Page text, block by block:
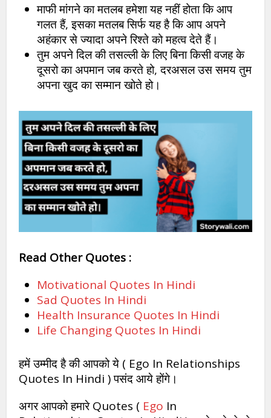
माफी मांगने का मतलब हमेशा यह नहीं होता कि आप
गलत हैं, इसका मतलब सिर्फ यह है कि आप अपने
अहंकार से ज्यादा अपने रिश्ते को महत्व देते हैं।
तुम अपने दिल की तसल्ली के लिए बिना किसी वजह के
दूसरो का अपमान जब करते हो, दरअसल उस समय तुम
अपना खुद का सम्मान खोते हो।
Read Other Quotes :
Motivational Quotes In Hindi
Sad Quotes In Hindi
Health Insurance Quotes In Hindi
Life Changing Quotes In Hindi
हमें उम्मीद है की आपको ये ( Ego In Relationships
Quotes In Hindi ) पसंद आये होंगे।
अगर आपको हमारे Quotes ( Ego In